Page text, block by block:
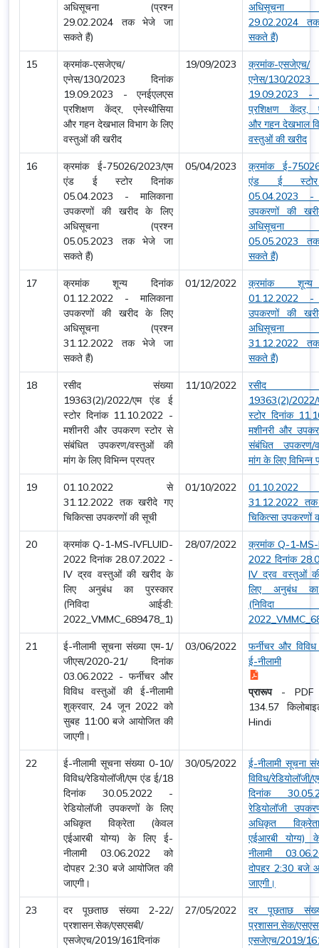
अधिसूचना (प्रश्न
29.02.2024 तक भेजे जा
सकते हैं)
अधिसूचना
29.02.2024
सकते हैं)
15
क्रमांक-एसजेएच/
एनेस/130/2023 दिनांक
19.09.2023 - एनईएलएस
प्रशिक्षण केंद्र, एनेस्थीसिया
और गहन देखभाल विभाग के लिए
वस्तुओं की खरीद
19/09/2023
क्रमांक-एसजेएच/
एनेस/130/
19.09.2023 -
प्रशिक्षण केंद्र,
और गहन देखभाल
वस्तुओं की खरीद
16
क्रमांक ई-75026/2023/एम
एंड ई स्टोर दिनांक
05.04.2023 - मालिकाना
उपकरणों की खरीद के लिए
अधिसूचना (प्रश्न
05.05.2023 तक भेजे जा
सकते हैं)
05/04/2023
क्रमांक ई-
एंड ई स्टोर
05.04.2023 -
उपकरणों की
अधिसूचना
05.05.2023
सकते हैं)
17
क्रमांक शून्य दिनांक
01.12.2022 - मालिकाना
उपकरणों की खरीद के लिए
अधिसूचना (प्रश्न
31.12.2022 तक भेजे जा
सकते हैं)
01/12/2022
क्रमांक शून्य
01.12.2022 -
उपकरणों की
अधिसूचना
31.12.2022
सकते हैं)
18
रसीद संख्या
19363(2)/2022/एम एंड ई
स्टोर दिनांक 11.10.2022 -
मशीनरी और उपकरण स्टोर से
संबंधित उपकरण/वस्तुओं की
मांग के लिए विभिन्न प्रपत्र
11/10/2022
रसीद
19363(2)/
स्टोर दिनांक
मशीनरी और
संबंधित
मांग के लिए विभिन्न
19
01.10.2022 से
31.12.2022 तक खरीदे गए
चिकित्सा उपकरणों की सूची
01/10/2022
31.12.2022
चिकित्सा उपकरणों
20
क्रमांक Q-1-MS-IVFLUID-
2022 दिनांक 28.07.2022 -
IV द्रव वस्तुओं की खरीद के
लिए अनुबंध का पुरस्कार
(निविदा आईडी:
2022_VMMC_689478_1)
28/07/2022
क्रमांक Q-1-
2022 दिनांक
IV द्रव वस्तुओं
लिए अनुबंध का
(निविदा
21
ई-नीलामी सूचना संख्या एम-1/
जीएस/2020-21/ दिनांक
03.06.2022 - फर्नीचर और
विविध वस्तुओं की ई-नीलामी
शुक्रवार, 24 जून 2022 को
सुबह 11:00 बजे आयोजित की
जाएगी।
03/06/2022
फर्नीचर और
ई-नीलामी
प्रारूप- PDF
134.57
Hindi
22
ई-नीलामी सूचना संख्या 0-10/
विविध/रेडियोलॉजी/एम एंड ई/18
दिनांक 30.05.2022 -
रेडियोलॉजी उपकरणों के लिए
अधिकृत विक्रेता (केवल
एईआरबी योग्य) के लिए ई-
नीलामी 03.06.2022 को
दोपहर 2:30 बजे आयोजित की
जाएगी।
30/05/2022
ई-नीलामी सूचना
विविध/
दिनांक
रेडियोलॉजी
अधिकृत
एईआरबी योग्य)
नीलामी
दोपहर 2:30 बजे
जाएगी।
23
दर पूछताछ संख्या 2-22/
प्रशासन.सेक/एसएसबी/
एसजेएच/2019/161दिनांक
27/05/2022
दर पूछताछ
प्रशासन.सेक/
एसजेएच/2019/